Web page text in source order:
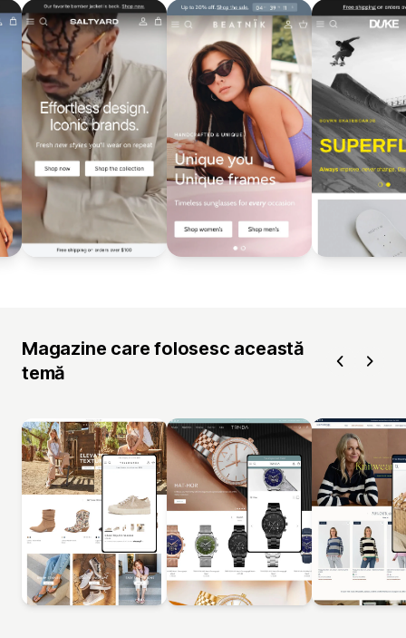
Magazine care folosesc această
temă